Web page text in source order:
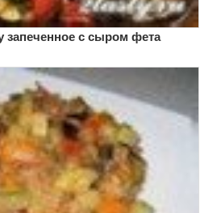
запеченное с сыром фета